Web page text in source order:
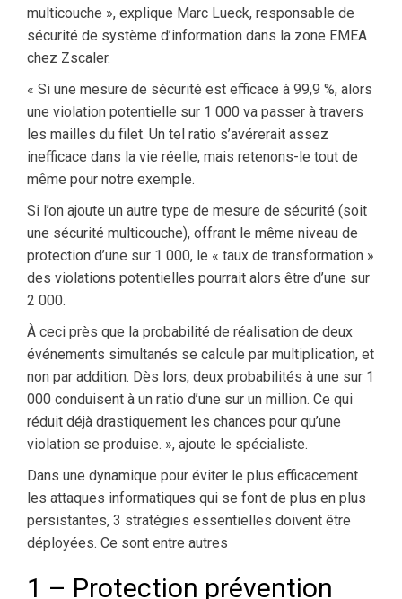
multicouche », explique Marc Lueck, responsable de
sécurité de système d’information dans la zone EMEA
chez Zscaler.
« Si une mesure de sécurité est efficace à 99,9 %, alors
une violation potentielle sur 1 000 va passer à travers
les mailles du filet. Un tel ratio s’avérerait assez
inefficace dans la vie réelle, mais retenons-le tout de
même pour notre exemple.
Si l’on ajoute un autre type de mesure de sécurité (soit
une sécurité multicouche), offrant le même niveau de
protection d’une sur 1 000, le « taux de transformation »
des violations potentielles pourrait alors être d’une sur
2 000.
À ceci près que la probabilité de réalisation de deux
événements simultanés se calcule par multiplication, et
non par addition. Dès lors, deux probabilités à une sur 1
000 conduisent à un ratio d’une sur un million. Ce qui
réduit déjà drastiquement les chances pour qu’une
violation se produise. », ajoute le spécialiste.
Dans une dynamique pour éviter le plus efficacement
les attaques informatiques qui se font de plus en plus
persistantes, 3 stratégies essentielles doivent être
déployées. Ce sont entre autres
1 – Protection prévention